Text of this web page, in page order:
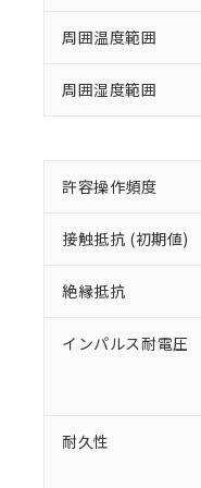
周囲温度範囲
周囲湿度範囲
許容操作頻度
接触抵抗 (初期値)
絶縁抵抗
インパルス耐電圧
耐久性